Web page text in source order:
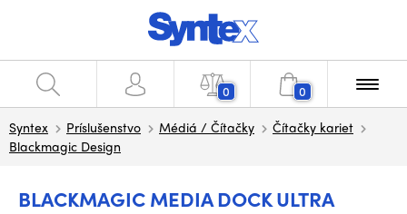
0 0
Syntex Príslušenstvo Médiá / Čítačky
Čítačky kariet
Blackmagic Design
BLACKMAGIC MEDIA DOCK ULTRA